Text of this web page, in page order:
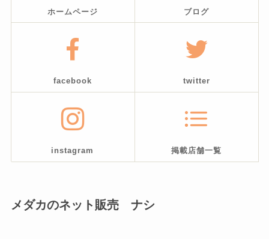
ホームページ ブログ
facebook twitter
instagram 掲載店舗一覧
メダカのネット販売 ナシ